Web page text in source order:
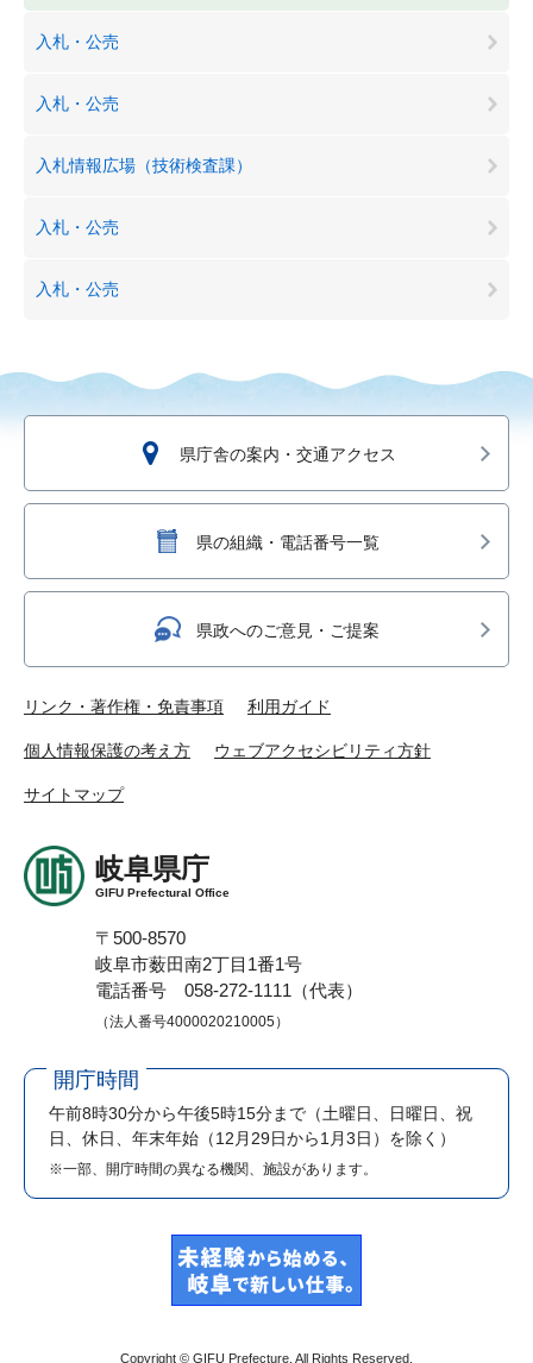
入札・公売
入札・公売
入札情報広場（技術検査課）
入札・公売
入札・公売
県庁舎の案内・交通アクセス
県の組織・電話番号一覧
県政へのご意見・ご提案
リンク・著作権・免責事項 利用ガイド
個人情報保護の考え方 ウェブアクセシビリティ方針
サイトマップ
岐阜県庁
GIFU Prefectural Office
〒500-8570
岐阜市薮田南2丁目1番1号
電話番号 058-272-1111（代表）
（法人番号4000020210005）
開庁時間
午前8時30分から午後5時15分まで （土曜日、日曜日、祝
日、休日、年末年始（12月29日から1月3日）を除く）
※一部、開庁時間の異なる機関、施設があります。
Copyright © GIFU Prefecture. All Rights Reserved.